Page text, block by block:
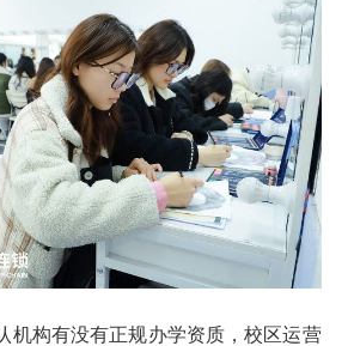
机构有没有正规办学资质，校区运营